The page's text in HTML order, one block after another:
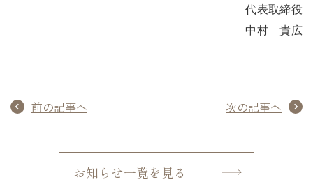
代表取締役
中村 貴広
前の記事へ 次の記事へ
お知らせ一覧を見る